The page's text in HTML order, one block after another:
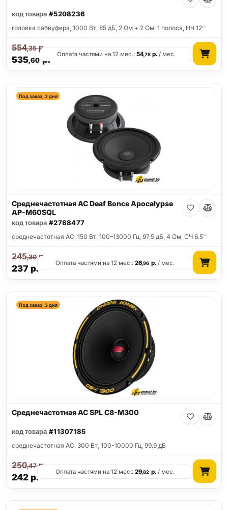
код товара #5208236
головка сабвуфера, 1000 Вт, 85 дБ, 2 Ом + 2 Ом, 1 полоса, НЧ 12''
535,60р.
554,35р.
Оплата частями на 12 мес.:54,78 р. / мес.
Под заказ, 3 дня
Среднечастотная АС Deaf Bonce Apocalypse
AP-M60SQL
код товара #2788477
среднечастотная АС, 150 Вт, 100–13000 Гц, 97.5 дБ, 4 Ом, СЧ 6.5''
237 р.
245,30р.
Оплата частями на 12 мес.:26,96 р./ мес.
Под заказ, 3 дня
Среднечастотная АС SPL C8-M300
код товара #11307185
среднечастотная АС, 300 Вт, 100-10000 Гц, 99.9 дБ
242р.
250,47р.
Оплата частями на 12 мес.:29,82 р./ мес.